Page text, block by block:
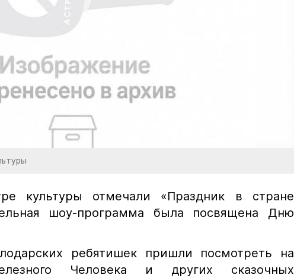
культуры отмечали «Праздник в стране
шоу-программа была посвящена Дню
ребятишек пришли посмотреть на
Человека и других сказочных